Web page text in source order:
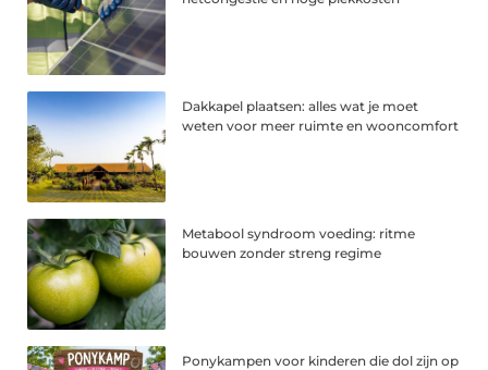
Dakkapel plaatsen: alles wat je moet
weten voor meer ruimte en wooncomfort
Metabool syndroom voeding: ritme
bouwen zonder streng regime
Ponykampen voor kinderen die dol zijn op